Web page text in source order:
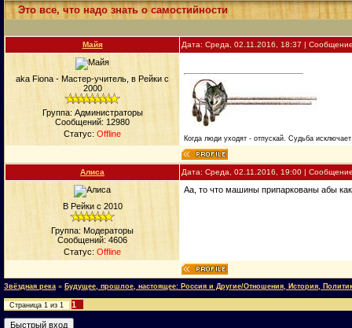
Это все, что надо знать о самостийности
Майя Дата: Среда, 02.11.2016, 18:37 |
aka Fiona - Мастер-учитель, в Рейки с
2000
Группа: Администраторы
Сообщений: 12980
Статус: Offline Когда люди уходят - отпускай. Судьба
Алиса Дата: Среда, 02.11.2016, 19:00 |
В Рейки с 2010
Группа: Модераторы
Сообщений: 4606
Статус: Offline
Аа, то что машины припаркованы абы
Звёздная река » Будущее, прошлое, настоящее: Россия и Другие/Отношения, История,
Страница 1 из 1 1